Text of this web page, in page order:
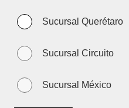
Sucursal Querétaro
Sucursal Circuito
Sucursal México